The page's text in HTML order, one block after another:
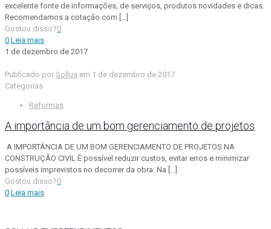
excelente fonte de informações, de serviços, produtos novidades e dicas.
Recomendamos a cotação com […]
Gostou disso?0
0 Leia mais
1 de dezembro de 2017
Publicado por Sollus em 1 de dezembro de 2017
Categorias
Reformas
A importância de um bom gerenciamento de projetos
A IMPORTÂNCIA DE UM BOM GERENCIAMENTO DE PROJETOS NA
CONSTRUÇÃO CIVIL É possível reduzir custos, evitar erros e minimizar
possíveis imprevistos no decorrer da obra. Na […]
Gostou disso?0
0 Leia mais